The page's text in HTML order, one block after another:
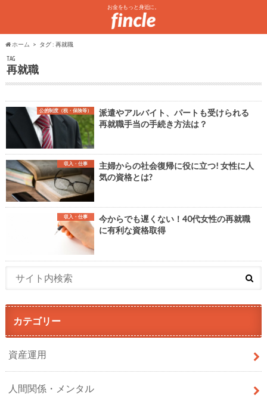
お金をもっと身近に。
ホーム タグ : 再就職
TAG
再就職
公的制度（税・保険等）
派遣やアルバイト、パートも受けられる
再就職手当の手続き方法は？
収入・仕事
主婦からの社会復帰に役に立つ! 女性に人
気の資格とは?
収入・仕事
今からでも遅くない！40代女性の再就職
に有利な資格取得
カテゴリー
資産運用
人間関係・メンタル